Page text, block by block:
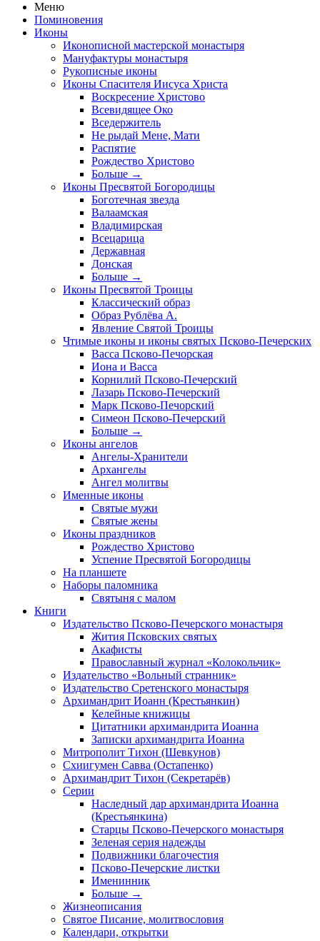
Меню
Поминовения
Иконы
Иконописной мастерской монастыря
Мануфактуры монастыря
Рукописные иконы
Иконы Спасителя Иисуса Христа
Воскресение Христово
Всевидящее Око
Вседержитель
Не рыдай Мене, Мати
Распятие
Рождество Христово
Больше →
Иконы Пресвятой Богородицы
Боготечная звезда
Валаамская
Владимирская
Всецарица
Державная
Донская
Больше →
Иконы Пресвятой Троицы
Классический образ
Образ Рублёва А.
Явление Святой Троицы
Чтимые иконы и иконы святых Псково-Печерских
Васса Псково-Печорская
Иона и Васса
Корнилий Псково-Печерский
Лазарь Псково-Печерский
Марк Псково-Печорский
Симеон Псково-Печерский
Больше →
Иконы ангелов
Ангелы-Хранители
Архангелы
Ангел молитвы
Именные иконы
Святые мужи
Святые жены
Иконы праздников
Рождество Христово
Успение Пресвятой Богородицы
На планшете
Наборы паломника
Святыня с малом
Книги
Издательство Псково-Печерского монастыря
Жития Псковских святых
Акафисты
Православный журнал «Колокольчик»
Издательство «Вольный странник»
Издательство Сретенского монастыря
Архимандрит Иоанн (Крестьянкин)
Келейные книжицы
Цитатники архимандрита Иоанна
Записки архимандрита Иоанна
Митрополит Тихон (Шевкунов)
Схиигумен Савва (Остапенко)
Архимандрит Тихон (Секретарёв)
Серии
Наследный дар архимандрита Иоанна
(Крестьянкина)
Старцы Псково-Печерского монастыря
Зеленая серия надежды
Подвижники благочестия
Псково-Печерские листки
Именинник
Больше →
Жизнеописания
Святое Писание, молитвословия
Календари, открытки